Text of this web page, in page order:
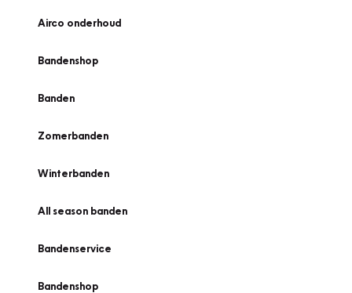
Airco onderhoud
Bandenshop
Banden
Zomerbanden
Winterbanden
All season banden
Bandenservice
Bandenshop